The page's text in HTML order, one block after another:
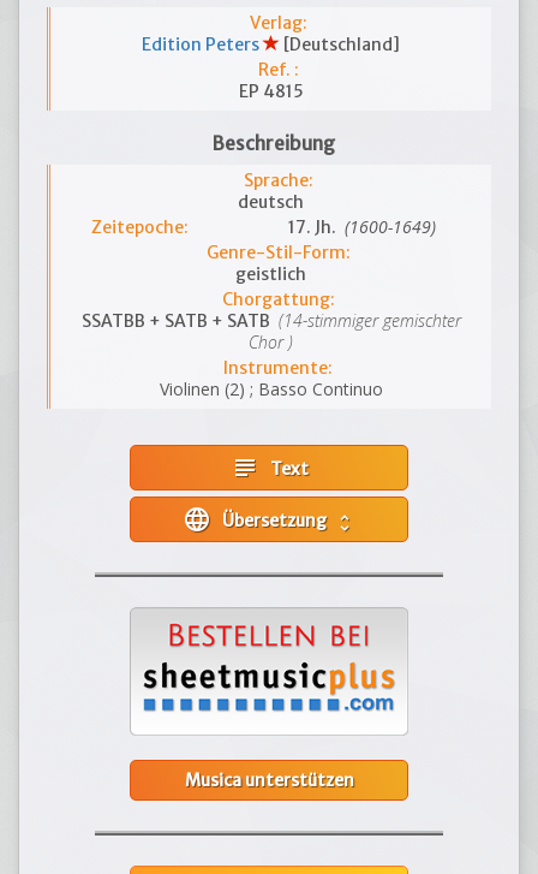
Verlag:
Edition Peters
[Deutschland]
Ref. :
EP 4815
Beschreibung
Sprache:
deutsch
Zeitepoche:
17. Jh. (1600-1649)
Genre-Stil-Form:
geistlich
Chorgattung:
SSATBB + SATB + SATB (14-stimmiger gemischter
Chor )
Instrumente:
Violinen (2) ; Basso Continuo
subject Text
language unfold_more
Musica unterstützen